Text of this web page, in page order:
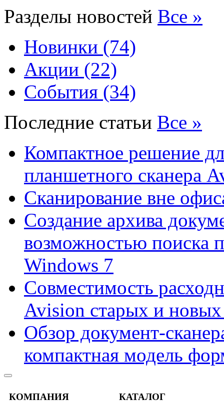
Разделы новостей Все »
Новинки (74)
Акции (22)
События (34)
Последние статьи Все »
Компактное решение
планшетного сканера
Сканирование вне
Создание архива
возможностью поиска
Windows 7
Совместимость
Avision старых и новых
Обзор документ-
компактная модель
КОМПАНИЯ КАТАЛОГ